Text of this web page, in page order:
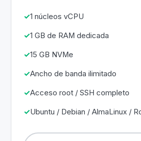
1 núcleos vCPU
1 GB de RAM dedicada
15 GB NVMe
Ancho de banda ilimitado
Acceso root / SSH completo
Ubuntu / Debian / AlmaLinux /